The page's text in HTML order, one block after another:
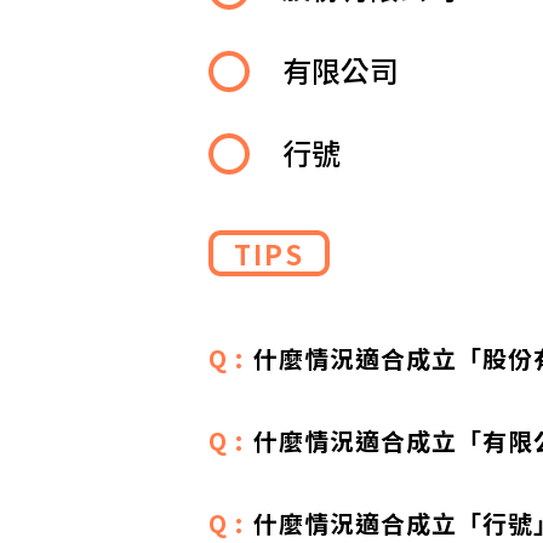
有限公司
行號
TIPS
什麼情況適合成立「股份
什麼情況適合成立「有限
什麼情況適合成立「行號